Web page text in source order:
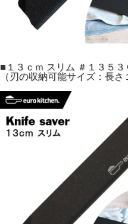
■１３ｃｍ スリム ＃１３５３
（刃の収納可能サイズ：長さ